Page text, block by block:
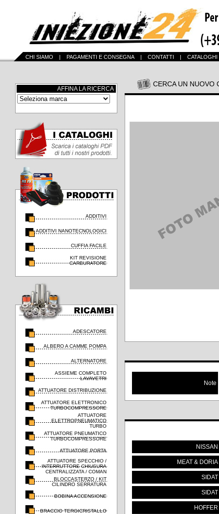
CHI SIAMO | PAGAMENTI E CONSEGNA| CONTATTI | CATALOGHI
AFFINA LA RICERCA
ADDITIVI
ADDITIVI NANOTECNOLOGICI
CUFFIA FACILE
KIT REVISIONE
CARBURATORE
ADESCATORE
ALBERO A CAMME POMPA
ALTERNATORE
ASSIEME COMPLETO
LAVAVETRI
ATTUATORE DISTRIBUZIONE
ATTUATORE ELETTRONICO
TURBOCOMPRESSORE
ATTUATORE
ELETTROPNEUMATICO
TURBO
ATTUATORE PNEUMATICO
TURBOCOMPRESSORE
ATTUATORE PORTA
ATTUATORE SPECCHIO /
INTERRUTTORE CHIUSURA
CENTRALIZZATA / COMAN
BLOCCASTERZO / KIT
CILINDRO SERRATURA
BOBINA ACCENSIONE
BRACCIO TERGICRISTALLO
CERCA UN NUOVO
Note
NISSAN
MEAT & DORIA
SIDAT
SIDAT
HOFFER